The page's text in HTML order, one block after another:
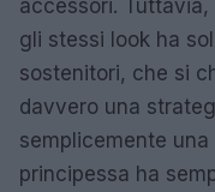
accessori.
gli stessi look ha
sostenitori, che si
davvero una
semplicemente
principessa ha